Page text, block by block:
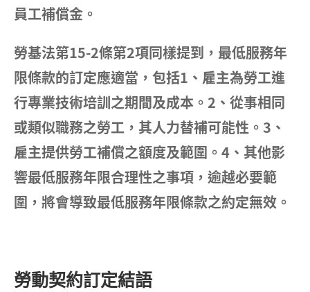
員工補償金。
勞基法第15-2條第2項同樣提到，最低服務年
限條款的訂定應適當，包括1、雇主為勞工進
行專業技術培訓之期間及成本。2、從事相同
或類似職務之勞工，其人力替補可能性。3、
雇主提供勞工補償之額度及範圍。4、其他影
響最低服務年限合理性之事項，逾越必要範
圍，將會導致最低服務年限條款之約定無效。
勞動契約訂定結語